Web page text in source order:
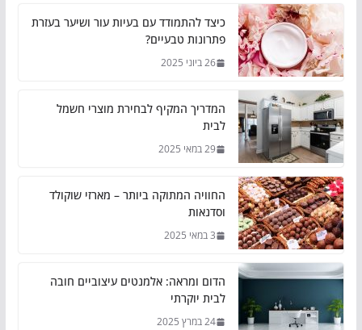
כיצד להתמודד עם בעיות עור ושיער בעזרת
פתרונות טבעיים?
26 ביוני 2025
המדריך המקיף לבחירת מוצרי חשמל
לבית
29 במאי 2025
החוויה המתוקה ביותר – מארזי שוקולד
וסדנאות
3 במאי 2025
הדום ומראה: אלמנטים עיצוביים חובה
לבית יוקרתי
24 במרץ 2025